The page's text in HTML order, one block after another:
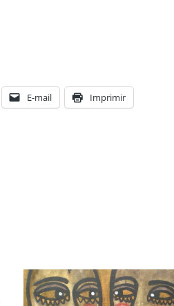
E-mail Imprimir